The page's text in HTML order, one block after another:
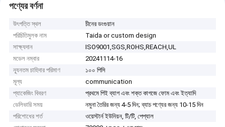
পণ্যের বর্ণনা
উৎপত্তি স্থল
চীনের ডংগুয়ান
পরিচিতিমুলক নাম
Taida or custom design
সাক্ষ্যদান
ISO9001,SGS,ROHS,REACH,UL
মডেল নম্বার
20241114-16
ন্যূনতম চাহিদার পরিমাণ
১০০ পিসি
মূল্য
communication
প্যাকেজিং বিবরণ
প্রথমে পিই ব্যাগ এবং শক্ত কাগজে ফোম এবং ইত্যাদি
ডেলিভারি সময়
নমুনা তৈরির জন্য 4-5 দিন; ব্যাচ পণ্যের জন্য 10-15 দিন
পরিশোধের শর্ত
ওয়েস্টার্ন ইউনিয়ন, টি/টি, পেপ্যাল